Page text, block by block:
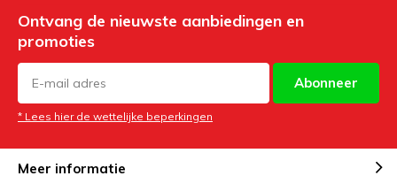
Ontvang de nieuwste aanbiedingen en
promoties
Abonneer
* Lees hier de wettelijke beperkingen
Meer informatie